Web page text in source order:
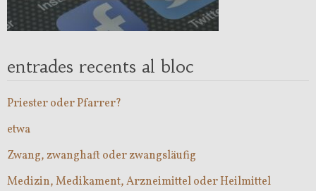
entrades recents al bloc
Priester oder Pfarrer?
etwa
Zwang, zwanghaft oder zwangsläufig
Medizin, Medikament, Arzneimittel oder Heilmittel